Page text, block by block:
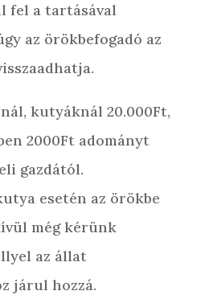
fel a tartásával
az örökbefogadó az
kutyáknál 20.000Ft,
2000Ft adományt
gazdától.
esetén az örökbe
még kérünk
az állat
járul hozzá.